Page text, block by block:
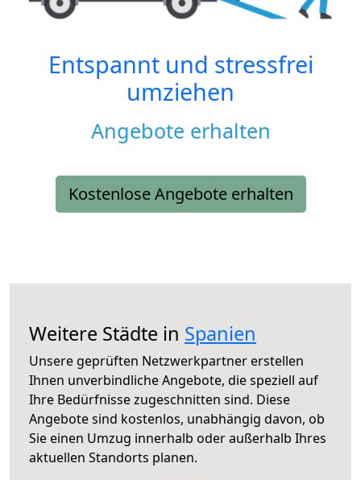
Entspannt und stressfrei
umziehen
Angebote erhalten
Kostenlose Angebote erhalten
Weitere Städte in Spanien
Unsere geprüften Netzwerkpartner erstellen
Ihnen unverbindliche Angebote, die speziell auf
Ihre Bedürfnisse zugeschnitten sind. Diese
Angebote sind kostenlos, unabhängig davon, ob
Sie einen Umzug innerhalb oder außerhalb Ihres
aktuellen Standorts planen.